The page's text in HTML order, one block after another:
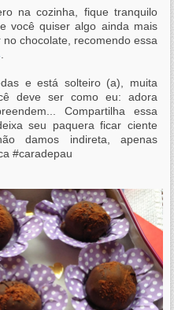
na cozinha, fique tranquilo
você quiser algo ainda mais
chocolate, recomendo essa
e está solteiro (a), muita
deve ser como eu: adora
Compartilha essa
seu paquera ficar ciente
damos indireta, apenas
#caradepau